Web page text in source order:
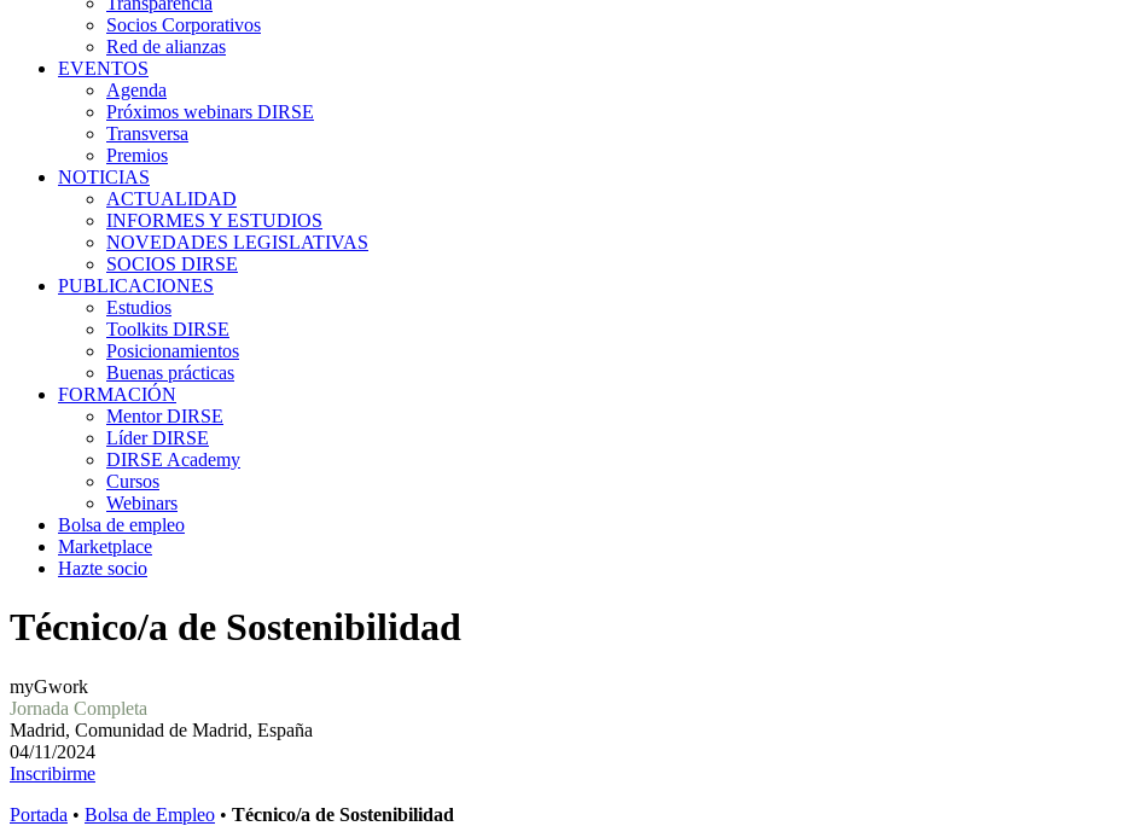
Socios Corporativos
Red de alianzas
EVENTOS
Agenda
Próximos webinars DIRSE
Transversa
Premios
NOTICIAS
ACTUALIDAD
INFORMES Y ESTUDIOS
NOVEDADES LEGISLATIVAS
SOCIOS DIRSE
PUBLICACIONES
Estudios
Toolkits DIRSE
Posicionamientos
Buenas prácticas
FORMACIÓN
Mentor DIRSE
Líder DIRSE
DIRSE Academy
Cursos
Webinars
Bolsa de empleo
Marketplace
Hazte socio
Técnico/a de Sostenibilidad
myGwork
Jornada Completa
Madrid, Comunidad de Madrid, España
04/11/2024
Inscribirme
Portada • Bolsa de Empleo • Técnico/a de Sostenibilidad